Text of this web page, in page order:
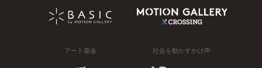
アート基金 社会を動かすかけ声